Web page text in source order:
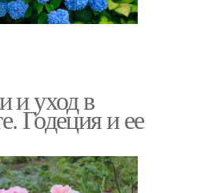
и уход в
Годеция и ее